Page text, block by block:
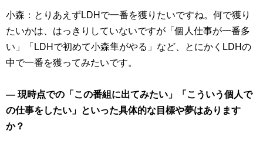
小森：とりあえずLDHで一番を獲りたいですね。何で獲り
たいかは、はっきりしていないですが「個人仕事が一番多
い」「LDHで初めて小森隼がやる」など、とにかくLDHの
中で一番を獲ってみたいです。
― 現時点での「この番組に出てみたい」「こういう個人で
の仕事をしたい」といった具体的な目標や夢はあります
か？